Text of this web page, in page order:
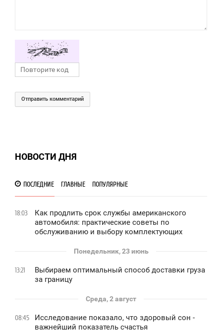
Отправить комментарий
НОВОСТИ ДНЯ
ПОСЛЕДНИЕ ГЛАВНЫЕ ПОПУЛЯРНЫЕ
18:03
Как продлить срок службы американского
автомобиля: практические советы по
обслуживанию и выбору комплектующих
Понедельник, 23 июнь
13:21
Выбираем оптимальный способ доставки груза
за границу
Среда, 2 август
08:45
Исследование показало, что здоровый сон -
важнейший показатель счастья